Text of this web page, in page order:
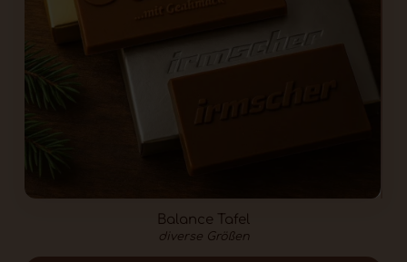
Das Täfelchen bietet genug Platz für Ihr
Logo und ist dabei kompakt genug, um
es bequem vor Ort zu genießen. So
bleiben Sie nicht nur geschmacklich,
sondern auch visuell lange in
Erinnerung.
Schokolade Messe
Giveaways:Balance Tafel
diverse Größen